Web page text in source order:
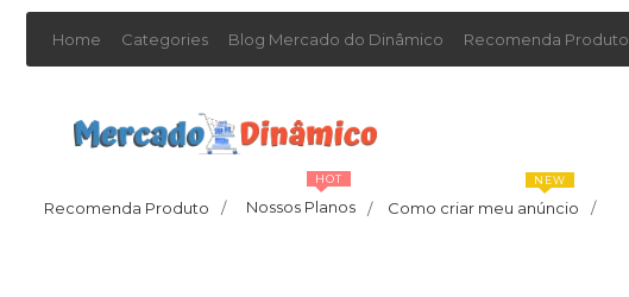
Home Categories Blog Mercado do Dinâmico Recomenda Produto
Recomenda Produto / Nossos Planos /
HOT
Como criar meu anúncio /
NEW